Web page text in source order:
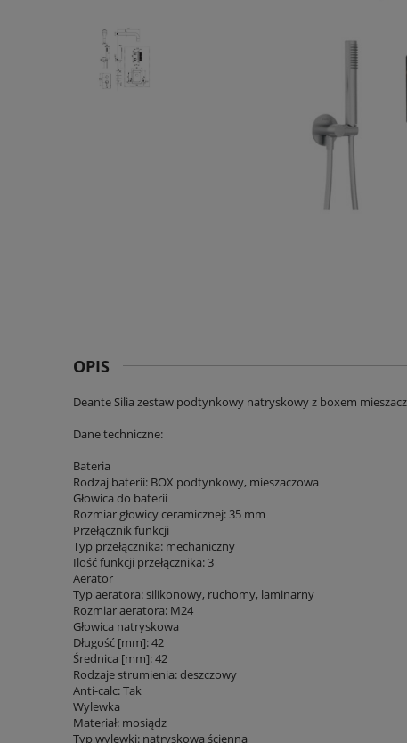
OPIS
Deante Silia zestaw podtynkowy natryskowy z boxem
Dane techniczne:
Bateria
Rodzaj baterii: BOX podtynkowy, mieszaczowa
Głowica do baterii
Rozmiar głowicy ceramicznej: 35 mm
Przełącznik funkcji
Typ przełącznika: mechaniczny
Ilość funkcji przełącznika: 3
Aerator
Typ aeratora: silikonowy, ruchomy, laminarny
Rozmiar aeratora: M24
Głowica natryskowa
Długość [mm]: 42
Średnica [mm]: 42
Rodzaje strumienia: deszczowy
Anti-calc: Tak
Wylewka
Materiał: mosiądz
Typ wylewki: natryskowa ścienna